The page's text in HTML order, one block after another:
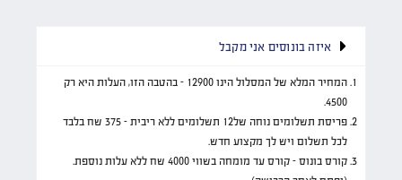
איזה בונוסים אני מקבל
המחיר המלא של המסלול הינו 12900 – בהטבה הזו, העלות היא רק
4500.
פריסת תשלומים נוחה של12 תשלומים ללא ריבית – 375 שח בלבד
לכל תשלום ויש לך מקצוע חדש.
קורס בונוס – קורס עד מומחה בשווי 4000 שח ללא עלות נוספת.